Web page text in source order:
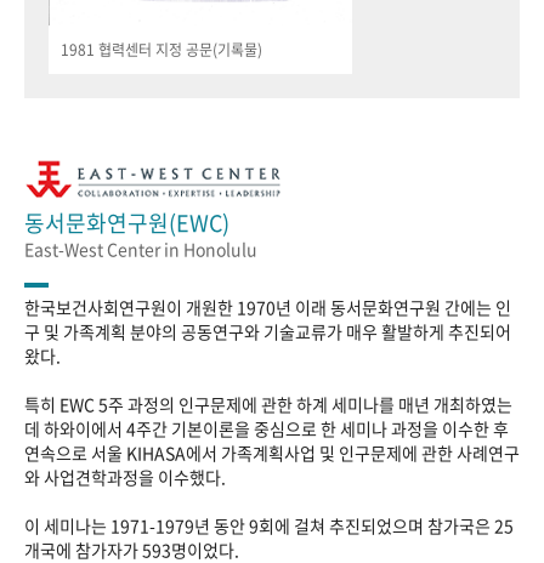
1981 협력센터 지정 공문(기록물)
동서문화연구원(EWC)
East-West Center in Honolulu
한국보건사회연구원이 개원한 1970년 이래 동서문화연구원 간에는 인
구 및 가족계획 분야의 공동연구와 기술교류가 매우 활발하게 추진되어
왔다.
특히 EWC 5주 과정의 인구문제에 관한 하계 세미나를 매년 개최하였는
데 하와이에서 4주간 기본이론을 중심으로 한 세미나 과정을 이수한 후
연속으로 서울 KIHASA에서 가족계획사업 및 인구문제에 관한 사례연구
와 사업견학과정을 이수했다.
이 세미나는 1971-1979년 동안 9회에 걸쳐 추진되었으며 참가국은 25
개국에 참가자가 593명이었다.